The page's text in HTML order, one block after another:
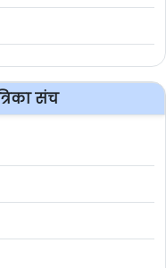
संच